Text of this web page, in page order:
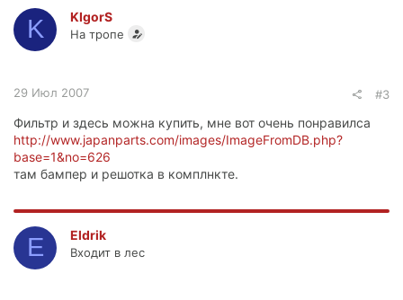
K KIgorS
На тропе
29 Июл 2007 #3
Фильтр и здесь можна купить, мне вот очень понравилса
http://www.japanparts.com/images/ImageFromDB.php?
base=1&no=626
там бампер и решотка в комплнкте.
E Eldrik
Входит в лес